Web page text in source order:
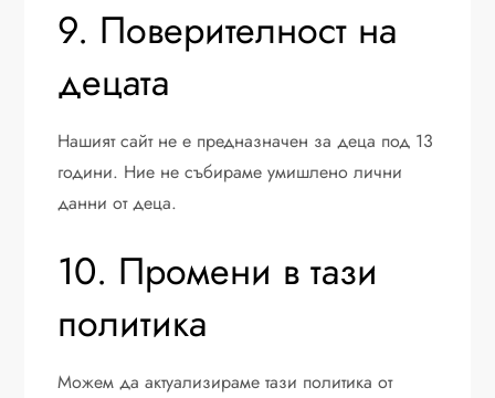
9. Поверителност на
децата
Нашият сайт не е предназначен за деца под 13
години. Ние не събираме умишлено лични
данни от деца.
10. Промени в тази
политика
Можем да актуализираме тази политика от